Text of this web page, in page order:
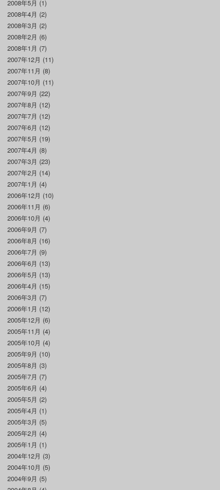
2008年5月 (1)
2008年4月 (2)
2008年3月 (2)
2008年2月 (6)
2008年1月 (7)
2007年12月 (11)
2007年11月 (8)
2007年10月 (11)
2007年9月 (22)
2007年8月 (12)
2007年7月 (12)
2007年6月 (12)
2007年5月 (19)
2007年4月 (8)
2007年3月 (23)
2007年2月 (14)
2007年1月 (4)
2006年12月 (10)
2006年11月 (6)
2006年10月 (4)
2006年9月 (7)
2006年8月 (16)
2006年7月 (9)
2006年6月 (13)
2006年5月 (13)
2006年4月 (15)
2006年3月 (7)
2006年1月 (12)
2005年12月 (6)
2005年11月 (4)
2005年10月 (4)
2005年9月 (10)
2005年8月 (3)
2005年7月 (7)
2005年6月 (4)
2005年5月 (2)
2005年4月 (1)
2005年3月 (5)
2005年2月 (4)
2005年1月 (1)
2004年12月 (3)
2004年10月 (5)
2004年9月 (5)